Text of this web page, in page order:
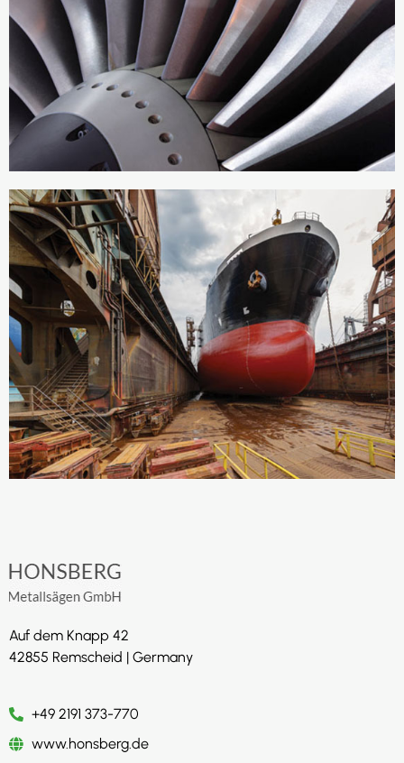
Auf dem Knapp 42
42855 Remscheid | Germany
+49 2191 373-770
www.honsberg.de